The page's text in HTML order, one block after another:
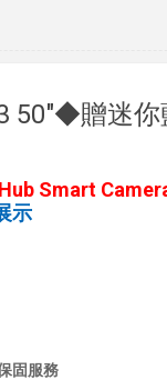
50"◆贈迷
Smart
示
固服務